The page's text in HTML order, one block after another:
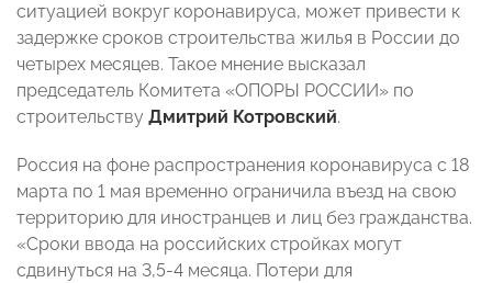
ситуацией вокруг коронавируса, может привести к
задержке сроков строительства жилья в России до
четырех месяцев. Такое мнение высказал
председатель Комитета «ОПОРЫ РОССИИ» по
строительству Дмитрий Котровский.
Россия на фоне распространения коронавируса с 18
марта по 1 мая временно ограничила въезд на свою
территорию для иностранцев и лиц без гражданства.
«Сроки ввода на российских стройках могут
сдвинуться на 3,5-4 месяца. Потери для